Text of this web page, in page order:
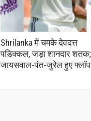
Shrilanka में चमके देवदत्त
पडिक्कल, जड़ा शानदार शतक;
जायसवाल-पंत-जुरेल हुए फ्लॉप